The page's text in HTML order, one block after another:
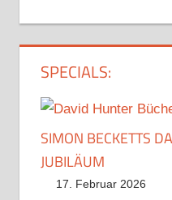
SPECIALS:
SIMON BECKETTS
JUBILÄUM
17. Februar 2026